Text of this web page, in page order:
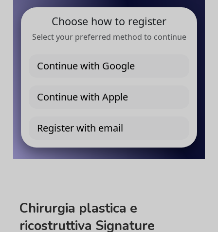
Chirurgia plastica e
ricostruttiva Signature